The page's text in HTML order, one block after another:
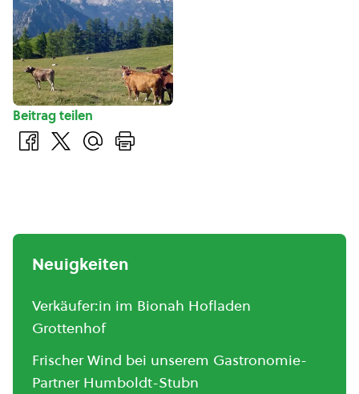
Beitrag teilen
Neuigkeiten
Verkäufer:in im Bionah Hofladen
Grottenhof
Frischer Wind bei unserem Gastronomie-
Partner Humboldt-Stubn